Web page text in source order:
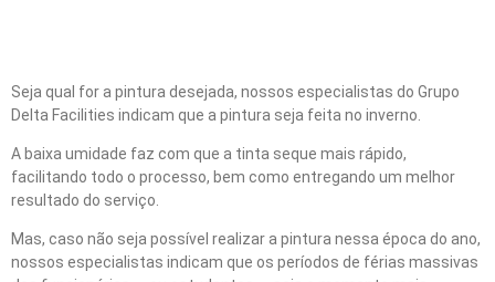
Seja qual for a pintura desejada, nossos especialistas do Grupo
Delta Facilities indicam que a pintura seja feita no inverno.
A baixa umidade faz com que a tinta seque mais rápido,
facilitando todo o processo, bem como entregando um melhor
resultado do serviço.
Mas, caso não seja possível realizar a pintura nessa época do ano,
nossos especialistas indicam que os períodos de férias massivas